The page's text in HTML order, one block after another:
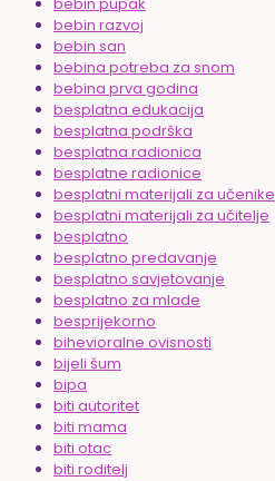
bebin razvoj
bebin san
bebina potreba za snom
bebina prva godina
besplatna edukacija
besplatna podrška
besplatna radionica
besplatne radionice
besplatni materijali za učenike
besplatni materijali za učitelje
besplatno
besplatno predavanje
besplatno savjetovanje
besplatno za mlade
besprijekorno
bihevioralne ovisnosti
bijeli šum
bipa
biti autoritet
biti mama
biti otac
biti roditelj